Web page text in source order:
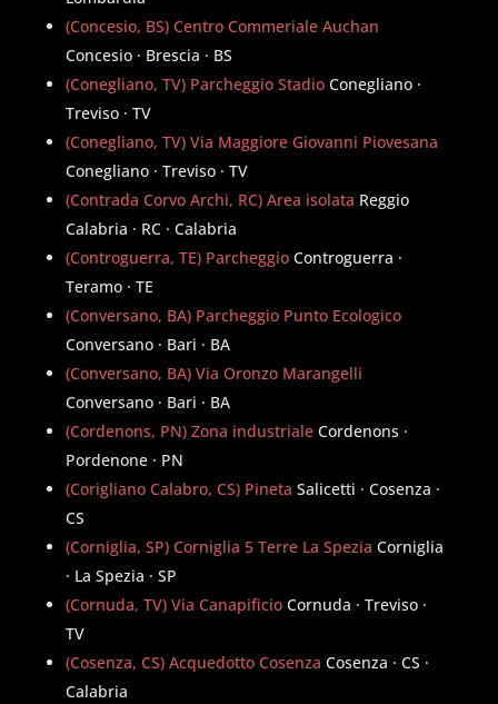
(Concesio, BS) Centro Commeriale Auchan
Concesio · Brescia · BS
(Conegliano, TV) Parcheggio Stadio Conegliano ·
Treviso · TV
(Conegliano, TV) Via Maggiore Giovanni Piovesana
Conegliano · Treviso · TV
(Contrada Corvo Archi, RC) Area isolata Reggio
Calabria · RC · Calabria
(Controguerra, TE) Parcheggio Controguerra ·
Teramo · TE
(Conversano, BA) Parcheggio Punto Ecologico
Conversano · Bari · BA
(Conversano, BA) Via Oronzo Marangelli
Conversano · Bari · BA
(Cordenons, PN) Zona industriale Cordenons ·
Pordenone · PN
(Corigliano Calabro, CS) Pineta Salicetti · Cosenza ·
CS
(Corniglia, SP) Corniglia 5 Terre La Spezia Corniglia
· La Spezia · SP
(Cornuda, TV) Via Canapificio Cornuda · Treviso ·
TV
(Cosenza, CS) Acquedotto Cosenza Cosenza · CS ·
Calabria